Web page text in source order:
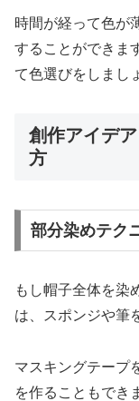
時間が経って色が
することができま
て色選びをしまし
創作アイデ
方
部分染めテク
もし帽子全体を染
は、スポンジや筆
マスキングテープ
を作ることもでき